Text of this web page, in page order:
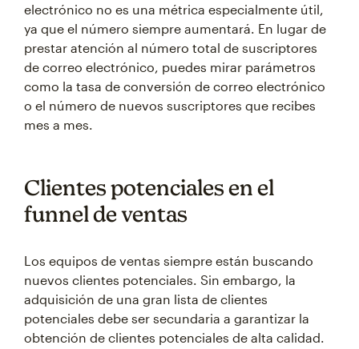
electrónico no es una métrica especialmente útil,
ya que el número siempre aumentará. En lugar de
prestar atención al número total de suscriptores
de correo electrónico, puedes mirar parámetros
como la tasa de conversión de correo electrónico
o el número de nuevos suscriptores que recibes
mes a mes.
Clientes potenciales en el
funnel de ventas
Los equipos de ventas siempre están buscando
nuevos clientes potenciales. Sin embargo, la
adquisición de una gran lista de clientes
potenciales debe ser secundaria a garantizar la
obtención de clientes potenciales de alta calidad.